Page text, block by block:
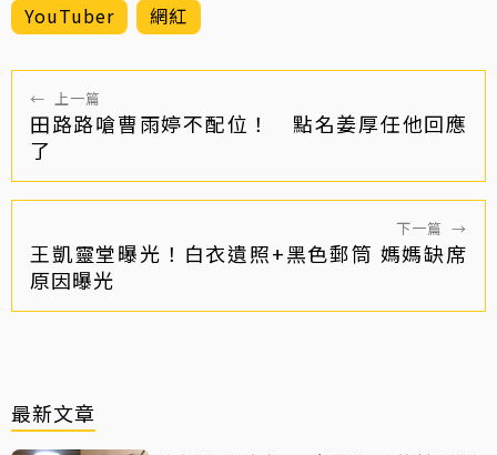
YouTuber 網紅
← 上一篇
田路路嗆曹雨婷不配位！ 點名姜厚任他回應
了
下一篇 →
王凱靈堂曝光！白衣遺照+黑色郵筒 媽媽缺席
原因曝光
最新文章